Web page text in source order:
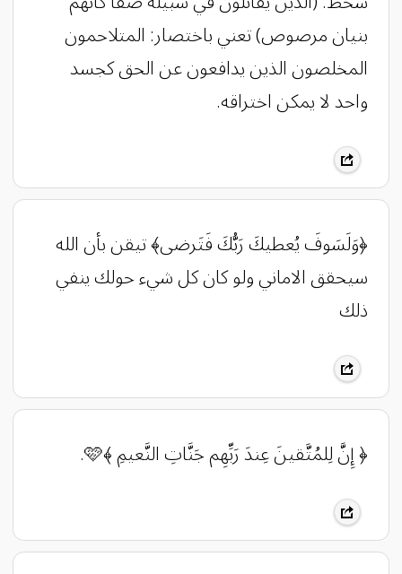
بنيان مرصوص) تعني باختصار: المتلاحمون
المخلصون الذين يدافعون عن الحق كجسد
واحد لا يمكن اختراقه.
‏﴿وَلَسَوفَ يُعطيكَ رَبُّكَ فَتَرضى﴾ ‏تيقن بأن الله
سيحقق الاماني ولو كان كل شيء حولك ينفي
ذلك
﴿ إِنَّ لِلمُتَّقينَ عِندَ رَبِّهِم جَنَّاتِ النَّعيمِ ﴾🩷.